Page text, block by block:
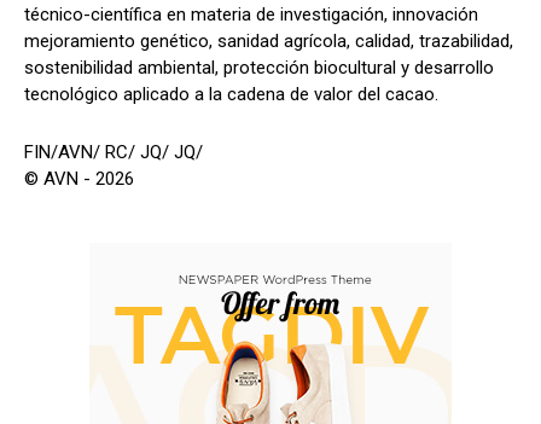
técnico-científica en materia de investigación, innovación
mejoramiento genético, sanidad agrícola, calidad, trazabilidad,
sostenibilidad ambiental, protección biocultural y desarrollo
tecnológico aplicado a la cadena de valor del cacao.
FIN/AVN/ RC/ JQ/ JQ/
© AVN - 2026